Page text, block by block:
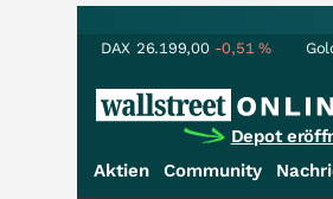
DAX 26.199,00 -0,51%
Depot
Aktien Community